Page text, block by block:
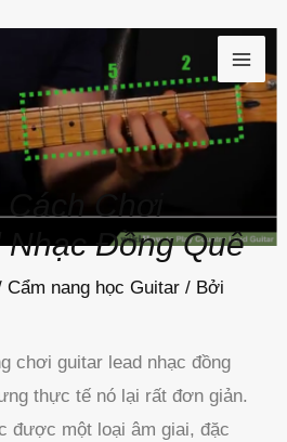
Chơi
Nhạc Đồng Quê
Cẩm nang học Guitar / Bởi
chơi guitar lead nhạc đồng
thực tế nó lại rất đơn giản.
được một loại âm giai, đặc